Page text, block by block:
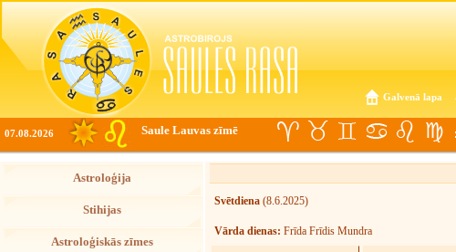
Galvenā lapa
07.08.2026 Saule Lauvas zīmē
Astroloģija
Stihijas
Astroloģiskās zīmes
Svētdiena (8.6.2025)
Vārda dienas: Frīda Frīdis Mundra